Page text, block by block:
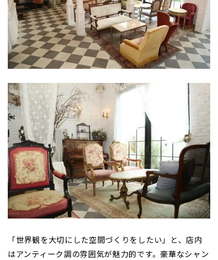
「世界観を大切にした空間づくりをしたい」と、店内
はアンティーク調の雰囲気が魅力的です。豪華なシャン